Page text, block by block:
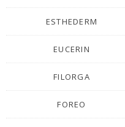
ESTHEDERM
EUCERIN
FILORGA
FOREO